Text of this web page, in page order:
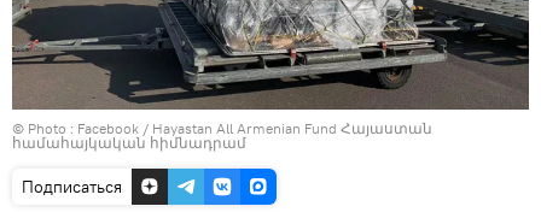
© Photo : Facebook / Hayastan All Armenian Fund Հայաստան
համահայկական հիմնադրամ
Подписаться